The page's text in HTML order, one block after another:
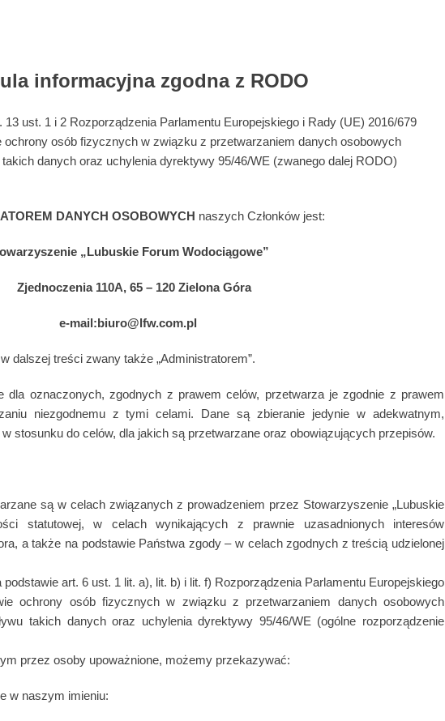
informacyjna zgodna z RODO
13 ust. 1 i 2 Rozporządzenia Parlamentu Europejskiego i Rady (UE) 2016/679
ochrony osób fizycznych w związku z przetwarzaniem danych osobowych
danych oraz uchylenia dyrektywy 95/46/WE (zwanego dalej RODO)
DANYCH OSOBOWYCH naszych Członków jest:
„Lubuskie Forum Wodociągowe”
Zjednoczenia 110A, 65 – 120 Zielona Góra
e-mail:biuro@lfw.com.pl
w dalszej treści zwany także „Administratorem”.
dla oznaczonych, zgodnych z prawem celów, przetwarza je zgodnie z prawem
niezgodnemu z tymi celami. Dane są zbieranie jedynie w adekwatnym,
stosunku do celów, dla jakich są przetwarzane oraz obowiązujących przepisów.
są w celach związanych z prowadzeniem przez Stowarzyszenie „Lubuskie
statutowej, w celach wynikających z prawnie uzasadnionych interesów
a także na podstawie Państwa zgody – w celach zgodnych z treścią udzielonej
art. 6 ust. 1 lit. a), lit. b) i lit. f) Rozporządzenia Parlamentu Europejskiego
ochrony osób fizycznych w związku z przetwarzaniem danych osobowych
takich danych oraz uchylenia dyrektywy 95/46/WE (ogólne rozporządzenie
przez osoby upoważnione, możemy przekazywać:
w naszym imieniu: